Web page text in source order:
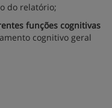
do relatório;
funções cognitivas
cognitivo geral